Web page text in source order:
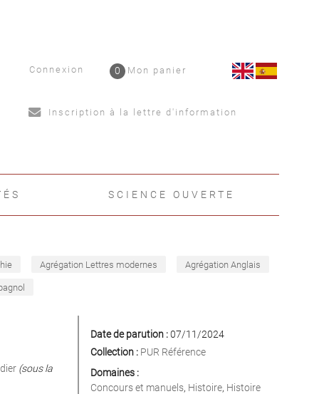
Connexion Mon panier
0
Inscription à la lettre d'information
SCIENCE OUVERTE
Agrégation Lettres modernes Agrégation Anglais
(sous la
Date de parution :07/11/2024
Collection : PUR Référence
Domaines :
Concours et manuels, Histoire, Histoire